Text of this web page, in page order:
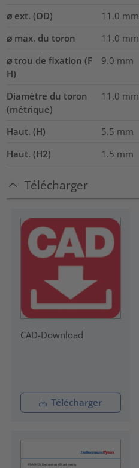
⌀ ext. (OD)
11.0 mm
⌀ max. du toron
11.0 mm
⌀ trou de fixation (F
H)
9.0 mm
Diamètre du toron
(métrique)
11.0 mm
Haut. (H) 5.5 mm
Haut. (H2)
1.5 mm
Télécharger
CAD-Download
Télécharger